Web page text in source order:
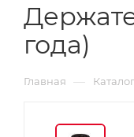
года)
Главная — Каталог